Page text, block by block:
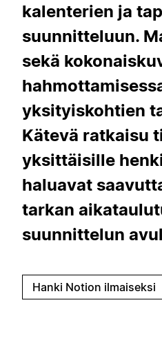
kalenterien ja
suunnitteluun.
sekä
yksityiskohtien
Kätevä ratkaisu
yksittäisille
haluavat
tarkan
suunnittelun
Hanki Notion ilmaiseksi